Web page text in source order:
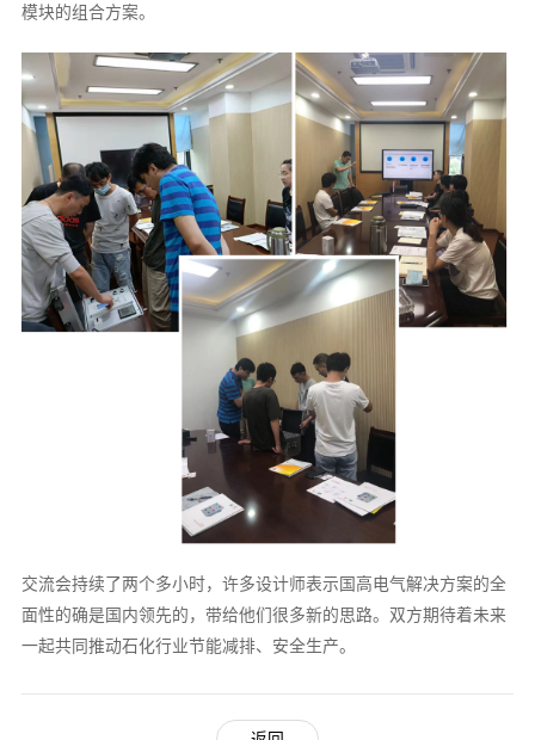
模块的组合方案。
交流会持续了两个多小时，许多设计师表示国高电气解决方案的全
面性的确是国内领先的，带给他们很多新的思路。双方期待着未来
一起共同推动石化行业节能减排、安全生产。